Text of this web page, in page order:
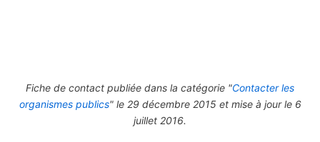
Fiche de contact publiée dans la catégorie "Contacter les
organismes publics" le 29 décembre 2015 et mise à jour le 6
juillet 2016.